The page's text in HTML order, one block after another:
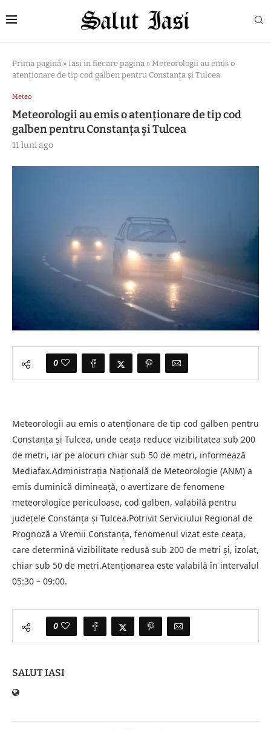
Prima pagină » Iasi in fiecare pagina » Meteorologii au emis o
atenționare de tip cod galben pentru Constanța și Tulcea
Meteo
Meteorologii au emis o atenționare de tip cod
galben pentru Constanța și Tulcea
11 luni ago
0
Meteorologii au emis o atenționare de tip cod galben pentru
Constanța și Tulcea, unde ceața reduce vizibilitatea sub 200
de metri, iar pe alocuri chiar sub 50 de metri, informează
Mediafax.Administrația Națională de Meteorologie (ANM) a
emis duminică dimineață, o avertizare de fenomene
meteorologice periculoase, cod galben, valabilă pentru
județele Constanța și Tulcea.Potrivit Serviciului Regional de
Prognoză a Vremii Constanța, fenomenul vizat este ceața,
care determină vizibilitate redusă sub 200 de metri și, izolat,
chiar sub 50 de metri.Atenționarea este valabilă în intervalul
05:30 – 09:00.
0
SALUT IASI